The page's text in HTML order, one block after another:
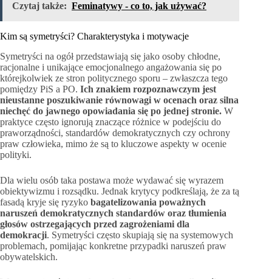
Czytaj także: Feminatywy - co to, jak używać?
Kim są symetryści? Charakterystyka i motywacje
Symetryści na ogół przedstawiają się jako osoby chłodne,
racjonalne i unikające emocjonalnego angażowania się po
którejkolwiek ze stron politycznego sporu – zwłaszcza tego
pomiędzy PiS a PO. Ich znakiem rozpoznawczym jest
nieustanne poszukiwanie równowagi w ocenach oraz silna
niechęć do jawnego opowiadania się po jednej stronie. W
praktyce często ignorują znaczące różnice w podejściu do
praworządności, standardów demokratycznych czy ochrony
praw człowieka, mimo że są to kluczowe aspekty w ocenie
polityki.
Dla wielu osób taka postawa może wydawać się wyrazem
obiektywizmu i rozsądku. Jednak krytycy podkreślają, że za tą
fasadą kryje się ryzyko bagatelizowania poważnych
naruszeń demokratycznych standardów oraz tłumienia
głosów ostrzegających przed zagrożeniami dla
demokracji. Symetryści często skupiają się na systemowych
problemach, pomijając konkretne przypadki naruszeń praw
obywatelskich.